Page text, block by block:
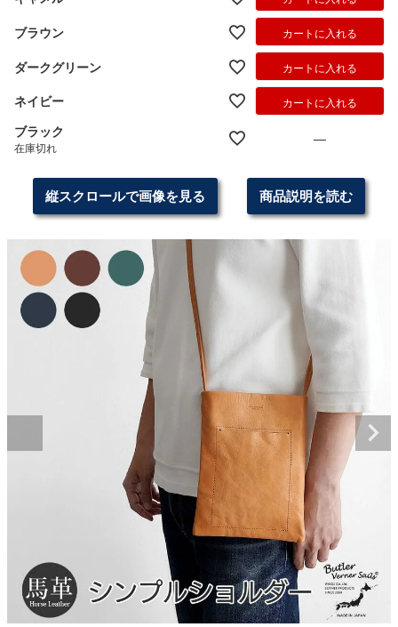
ブラウン カートに入れる
ダークグリーン カートに入れる
ネイビー カートに入れる
ブラック
在庫切れ —
縦スクロールで画像を見る 商品説明を読む